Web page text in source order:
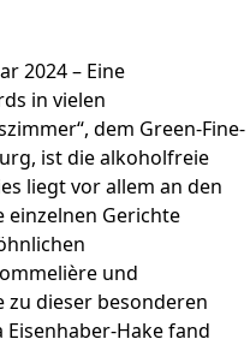
2024 – Eine
in vielen
dem Green-Fine-
ist die alkoholfreie
liegt vor allem an den
einzelnen Gerichte
und
zu dieser besonderen
Hake fand